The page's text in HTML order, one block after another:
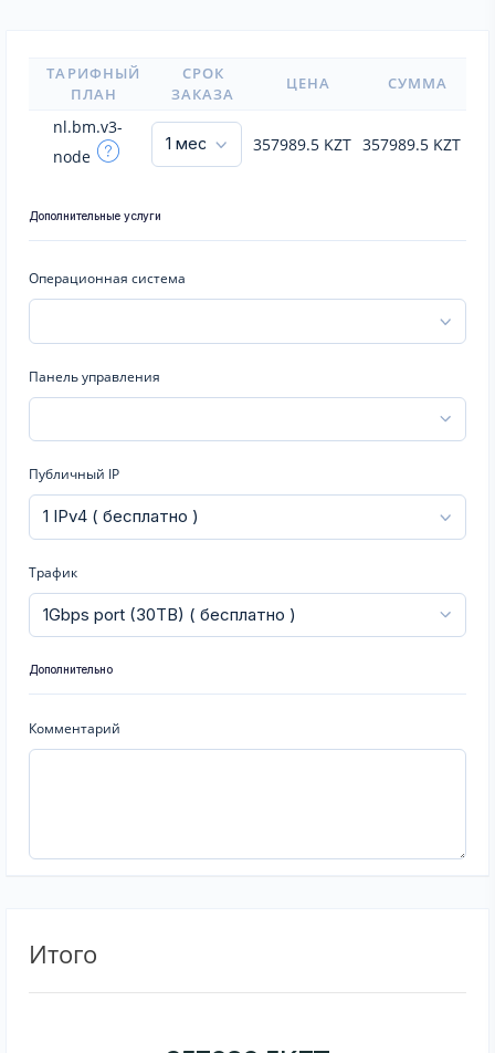
ТАРИФНЫЙ
ПЛАН
СРОК
ЗАКАЗА
ЦЕНА СУММА
nl.bm.v3-
node
357989.5 KZT 357989.5 KZT
Дополнительные услуги
Операционная система
Панель управления
Публичный IP
Трафик
Дополнительно
Комментарий
Итого